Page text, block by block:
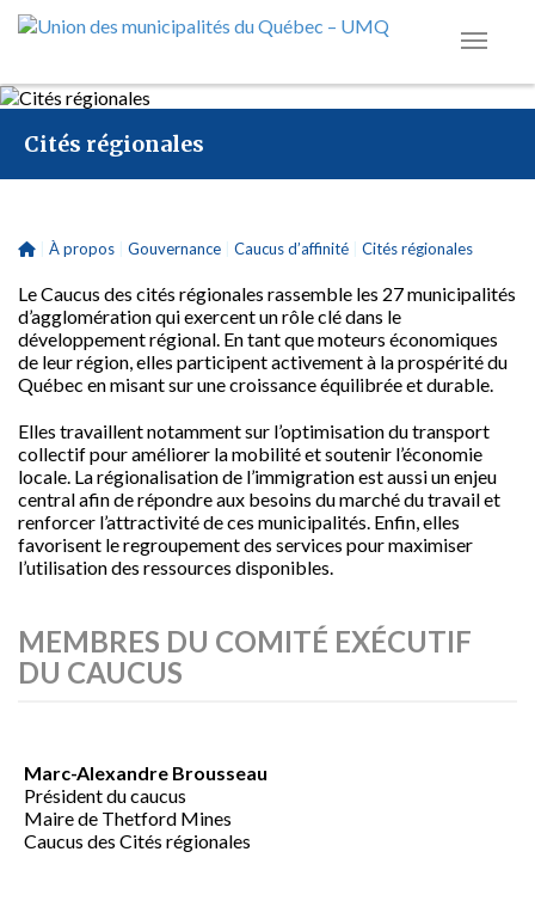
Cités régionales
À propos Gouvernance Caucus d’affinité Cités régionales
Le Caucus des cités régionales rassemble les 27 municipalités
d’agglomération qui exercent un rôle clé dans le
développement régional. En tant que moteurs économiques
de leur région, elles participent activement à la prospérité du
Québec en misant sur une croissance équilibrée et durable.
Elles travaillent notamment sur l’optimisation du transport
collectif pour améliorer la mobilité et soutenir l’économie
locale. La régionalisation de l’immigration est aussi un enjeu
central afin de répondre aux besoins du marché du travail et
renforcer l’attractivité de ces municipalités. Enfin, elles
favorisent le regroupement des services pour maximiser
l’utilisation des ressources disponibles.
MEMBRES DU COMITÉ EXÉCUTIF
DU CAUCUS
Marc-Alexandre Brousseau
Président du caucus
Maire de Thetford Mines
Caucus des Cités régionales